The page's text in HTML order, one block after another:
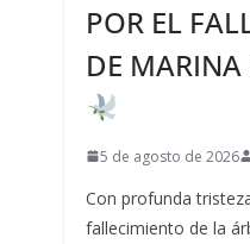
POR EL
DE MARINA
5 de agosto de 2026
Con profunda
fallecimiento de la